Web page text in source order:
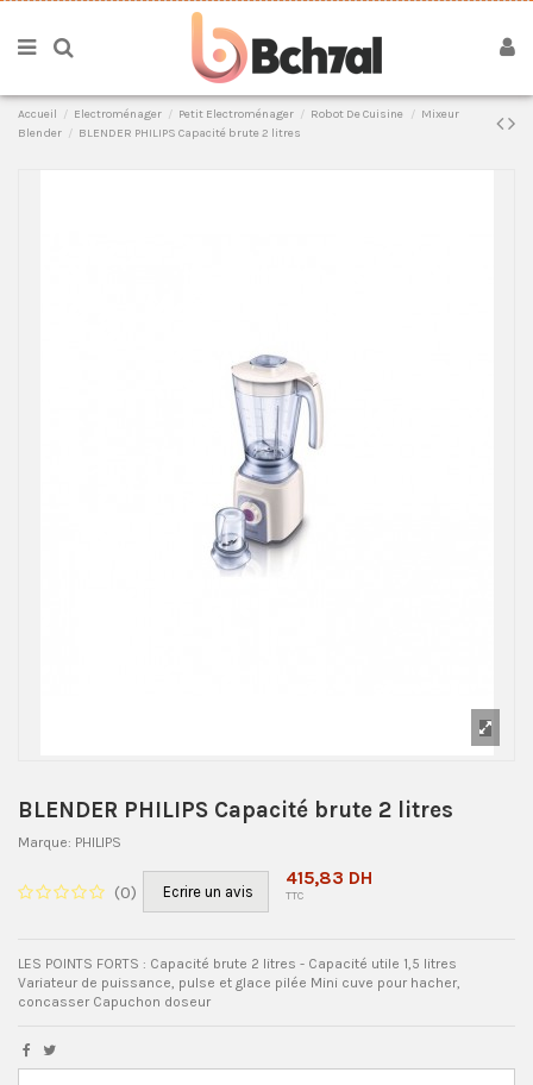
Accueil Electroménager Petit Electroménager Robot De Cuisine
Mixeur
Blender
BLENDER PHILIPS Capacité brute 2 litres
BLENDER PHILIPS Capacité brute 2 litres
Marque: PHILIPS
(0) Ecrire un avis
415,83 DH
TTC
LES POINTS FORTS : Capacité brute 2 litres - Capacité utile 1,5 litres
Variateur de puissance, pulse et glace pilée Mini cuve pour hacher,
concasser Capuchon doseur